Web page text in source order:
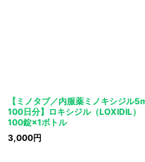
【ミノタブ／内服薬ミノキシジル
100日分】ロキシジル（LOXIDIL）
100錠×1ボトル
3,000円